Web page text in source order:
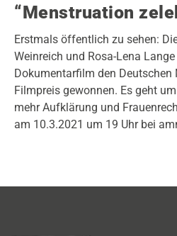
“Menstruation
Erstmals öffentlich zu sehen:
Weinreich und Rosa-Lena
Dokumentarfilm den Deutschen
Filmpreis gewonnen. Es geht
mehr Aufklärung und
am 10.3.2021 um 19 Uhr bei